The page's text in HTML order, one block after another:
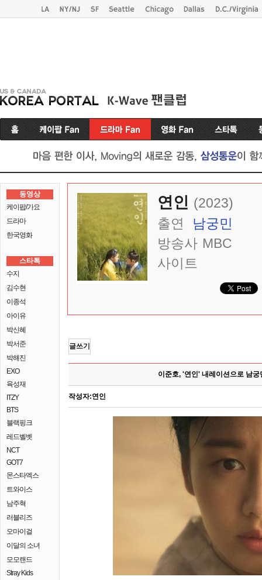
동영상
케이팝/가요
드라마
한국영화
스타톡
수지
김수현
이종석
아이유
박신혜
박서준
박해진
EXO
육성재
ITZY
BTS
블랙핑크
레드벨벳
NCT
GOT7
몬스타엑스
트와이스
남주혁
러블리즈
오마이걸
이달의 소녀
모모랜드
Stray Kids
연인 (2023)
출연
남궁민
방송사 MBC
사이트
글쓰기
이준호, '연인' 내레이션으로 남궁
작성자:연인